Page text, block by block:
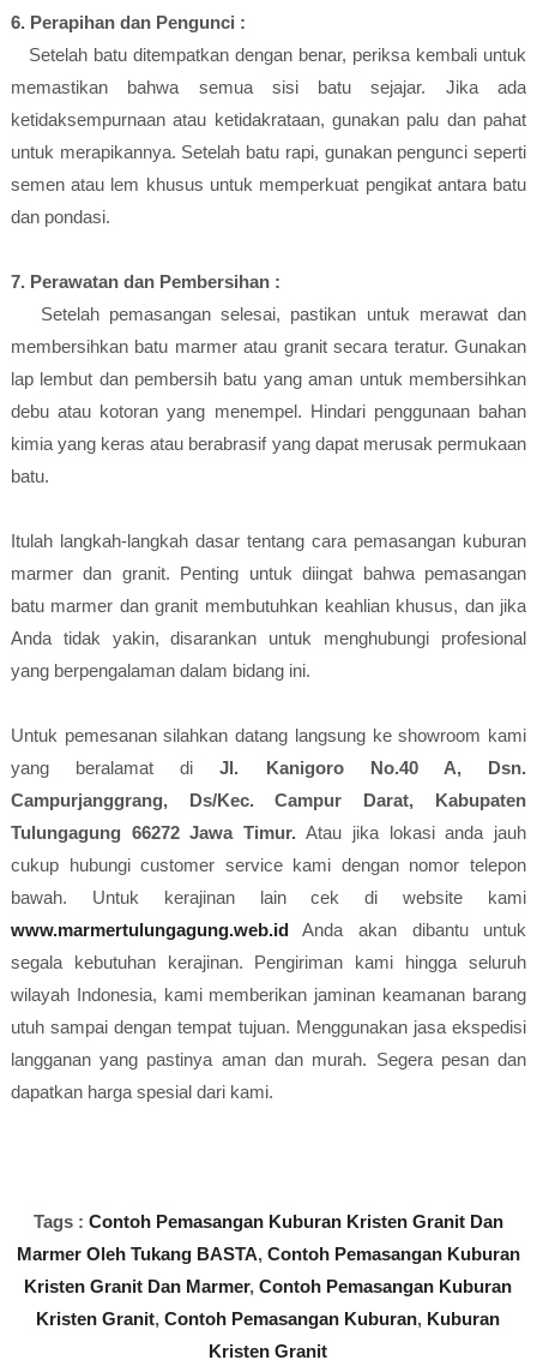
6. Perapihan dan Pengunci :
Setelah batu ditempatkan dengan benar, periksa kembali untuk
memastikan bahwa semua sisi batu sejajar. Jika ada
ketidaksempurnaan atau ketidakrataan, gunakan palu dan pahat
untuk merapikannya. Setelah batu rapi, gunakan pengunci seperti
semen atau lem khusus untuk memperkuat pengikat antara batu
dan pondasi.
7. Perawatan dan Pembersihan :
Setelah pemasangan selesai, pastikan untuk merawat dan
membersihkan batu marmer atau granit secara teratur. Gunakan
lap lembut dan pembersih batu yang aman untuk membersihkan
debu atau kotoran yang menempel. Hindari penggunaan bahan
kimia yang keras atau berabrasif yang dapat merusak permukaan
batu.
Itulah langkah-langkah dasar tentang cara pemasangan kuburan
marmer dan granit. Penting untuk diingat bahwa pemasangan
batu marmer dan granit membutuhkan keahlian khusus, dan jika
Anda tidak yakin, disarankan untuk menghubungi profesional
yang berpengalaman dalam bidang ini.
Untuk pemesanan silahkan datang langsung ke showroom kami
yang beralamat diJl. Kanigoro No.40 A, Dsn.
Campurjanggrang, Ds/Kec. Campur Darat, Kabupaten
Tulungagung 66272 Jawa Timur. Atau jika lokasi anda jauh
cukup hubungi customer service kami dengan nomor telepon
bawah. Untuk kerajinan lain cek di website kami
www.marmertulungagung.web.idAnda akan dibantu untuk
segala kebutuhan kerajinan. Pengiriman kami hingga seluruh
wilayah Indonesia, kami memberikan jaminan keamanan barang
utuh sampai dengan tempat tujuan. Menggunakan jasa ekspedisi
langganan yang pastinya aman dan murah. Segera pesan dan
dapatkan harga spesial dari kami.
Tags : Contoh Pemasangan Kuburan Kristen Granit Dan
Marmer Oleh Tukang BASTA, Contoh Pemasangan Kuburan
Kristen Granit Dan Marmer,Contoh Pemasangan Kuburan
Kristen Granit,Contoh Pemasangan Kuburan, Kuburan
Kristen Granit